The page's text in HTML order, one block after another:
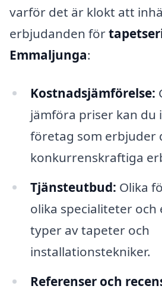
varför det är klokt att
erbjudanden för
Emmaljunga:
Kostnadsjämförelse:
jämföra priser kan du
företag som erbjuder
konkurrenskraftiga
Tjänsteutbud: Olika
olika specialiteter och
typer av tapeter och
installationstekniker.
Referenser och